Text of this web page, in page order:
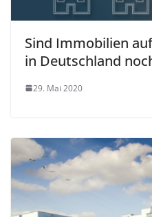
Sind Immobilien
in Deutschland
29. Mai 2020